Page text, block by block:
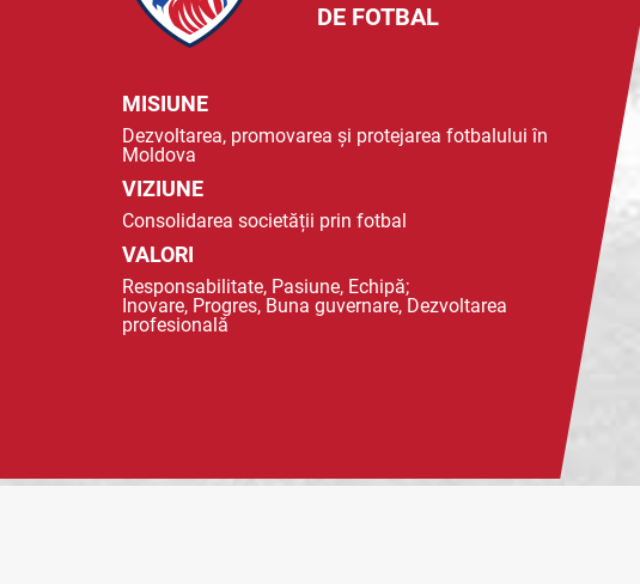
DE FOTBAL
MISIUNE
Dezvoltarea, promovarea și protejarea fotbalului în
Moldova
VIZIUNE
Consolidarea societății prin fotbal
VALORI
Responsabilitate, Pasiune, Echipă;
Inovare, Progres, Buna guvernare, Dezvoltarea
profesională